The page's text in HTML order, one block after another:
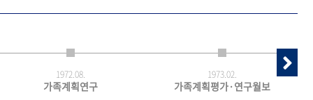
1972.08.
가족계획연구
1973.02.
가족계획평가·연구월보